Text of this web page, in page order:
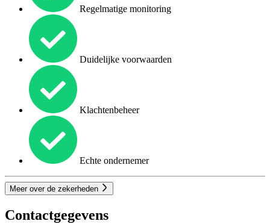
Regelmatige monitoring
Duidelijke voorwaarden
Klachtenbeheer
Echte ondernemer
Meer over de zekerheden
Contactgegevens